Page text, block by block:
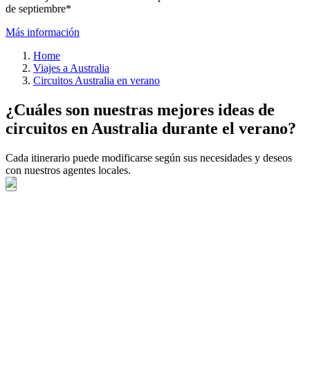
de septiembre*
Más información
Home
Viajes a Australia
Circuitos Australia en verano
¿Cuáles son nuestras mejores ideas de
circuitos en Australia durante el verano?
Cada itinerario puede modificarse según sus necesidades y deseos
con nuestros agentes locales.